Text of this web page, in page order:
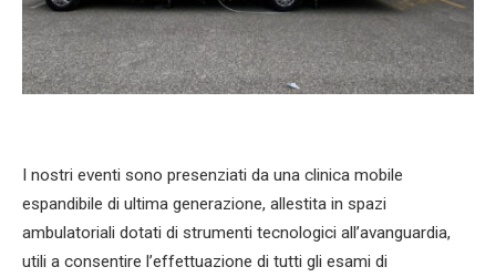
I nostri eventi sono presenziati da una clinica mobile
espandibile di ultima generazione, allestita in spazi
ambulatoriali dotati di strumenti tecnologici all’avanguardia,
utili a consentire l’effettuazione di tutti gli esami di